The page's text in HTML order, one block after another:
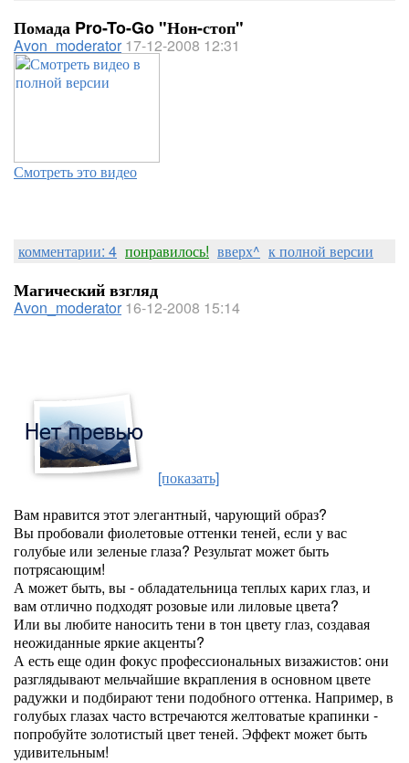
Помада Pro-To-Go "Нон-стоп"
Avon_moderator 17-12-2008 12:31
Смотреть это видео
комментарии: 4 понравилось! вверх^ к полной версии
Магический взгляд
Avon_moderator 16-12-2008 15:14
[показать]
Вам нравится этот элегантный, чарующий образ?
Вы пробовали фиолетовые оттенки теней, если у вас
голубые или зеленые глаза? Результат может быть
потрясающим!
А может быть, вы - обладательница теплых карих глаз, и
вам отлично подходят розовые или лиловые цвета?
Или вы любите наносить тени в тон цвету глаз, создавая
неожиданные яркие акценты?
А есть еще один фокус профессиональных визажистов: они
разглядывают мельчайшие вкрапления в основном цвете
радужки и подбирают тени подобного оттенка. Например, в
голубых глазах часто встречаются желтоватые крапинки -
попробуйте золотистый цвет теней. Эффект может быть
удивительным!